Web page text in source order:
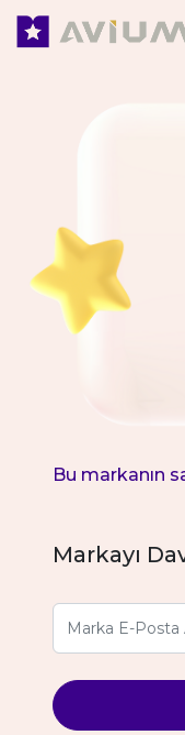
Bu markanın
Markayı